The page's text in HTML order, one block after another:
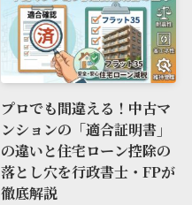
プロでも間違える！中古マ
ンションの「適合証明書」
の違いと住宅ローン控除の
落とし穴を行政書士・FPが
徹底解説